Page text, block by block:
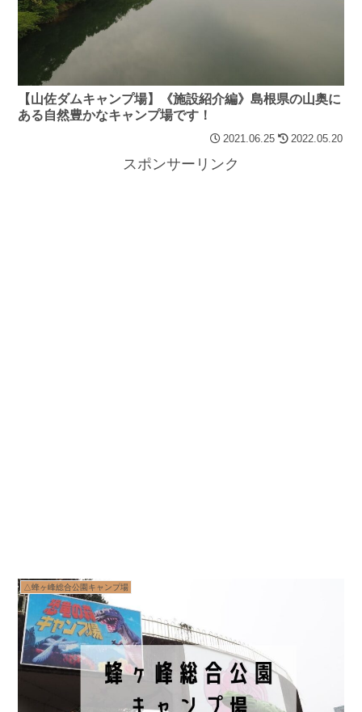
【山佐ダムキャンプ場】《施設紹介編》島根県の山奥に
ある自然豊かなキャンプ場です！
2021.06.25 2022.05.20
スポンサーリンク
△蜂ヶ峰総合公園キャンプ場